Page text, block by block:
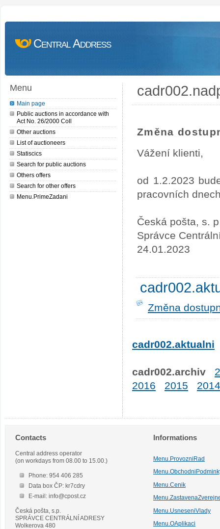
Central Address
Menu
Main page
Public auctions in accordance with
Act No. 26/2000 Coll
Other auctions
List of auctioneers
Statiscics
Search for public auctions
Others offers
Search for other offers
Menu.PrimeZadani
Změna
Vážení klienti,
od 1.2.2023
pracovních
Česká pošta, s.
Správce
24.01.2023
Změna
cadr002.aktualni
cadr002.archiv
2016
2015 2014
Contacts
Central address operator
(on workdays from 08.00 to 15.00.)
Phone: 954 406 285
Data box ČP: kr7cdry
E-mail: info@cpost.cz
Česká pošta, s.p.
SPRÁVCE CENTRÁLNÍ ADRESY
Wolkerova 480
Informations
Menu.ProvozniRad
Menu.Cenik
Menu.UsneseniVlady
Menu.OAplikaci